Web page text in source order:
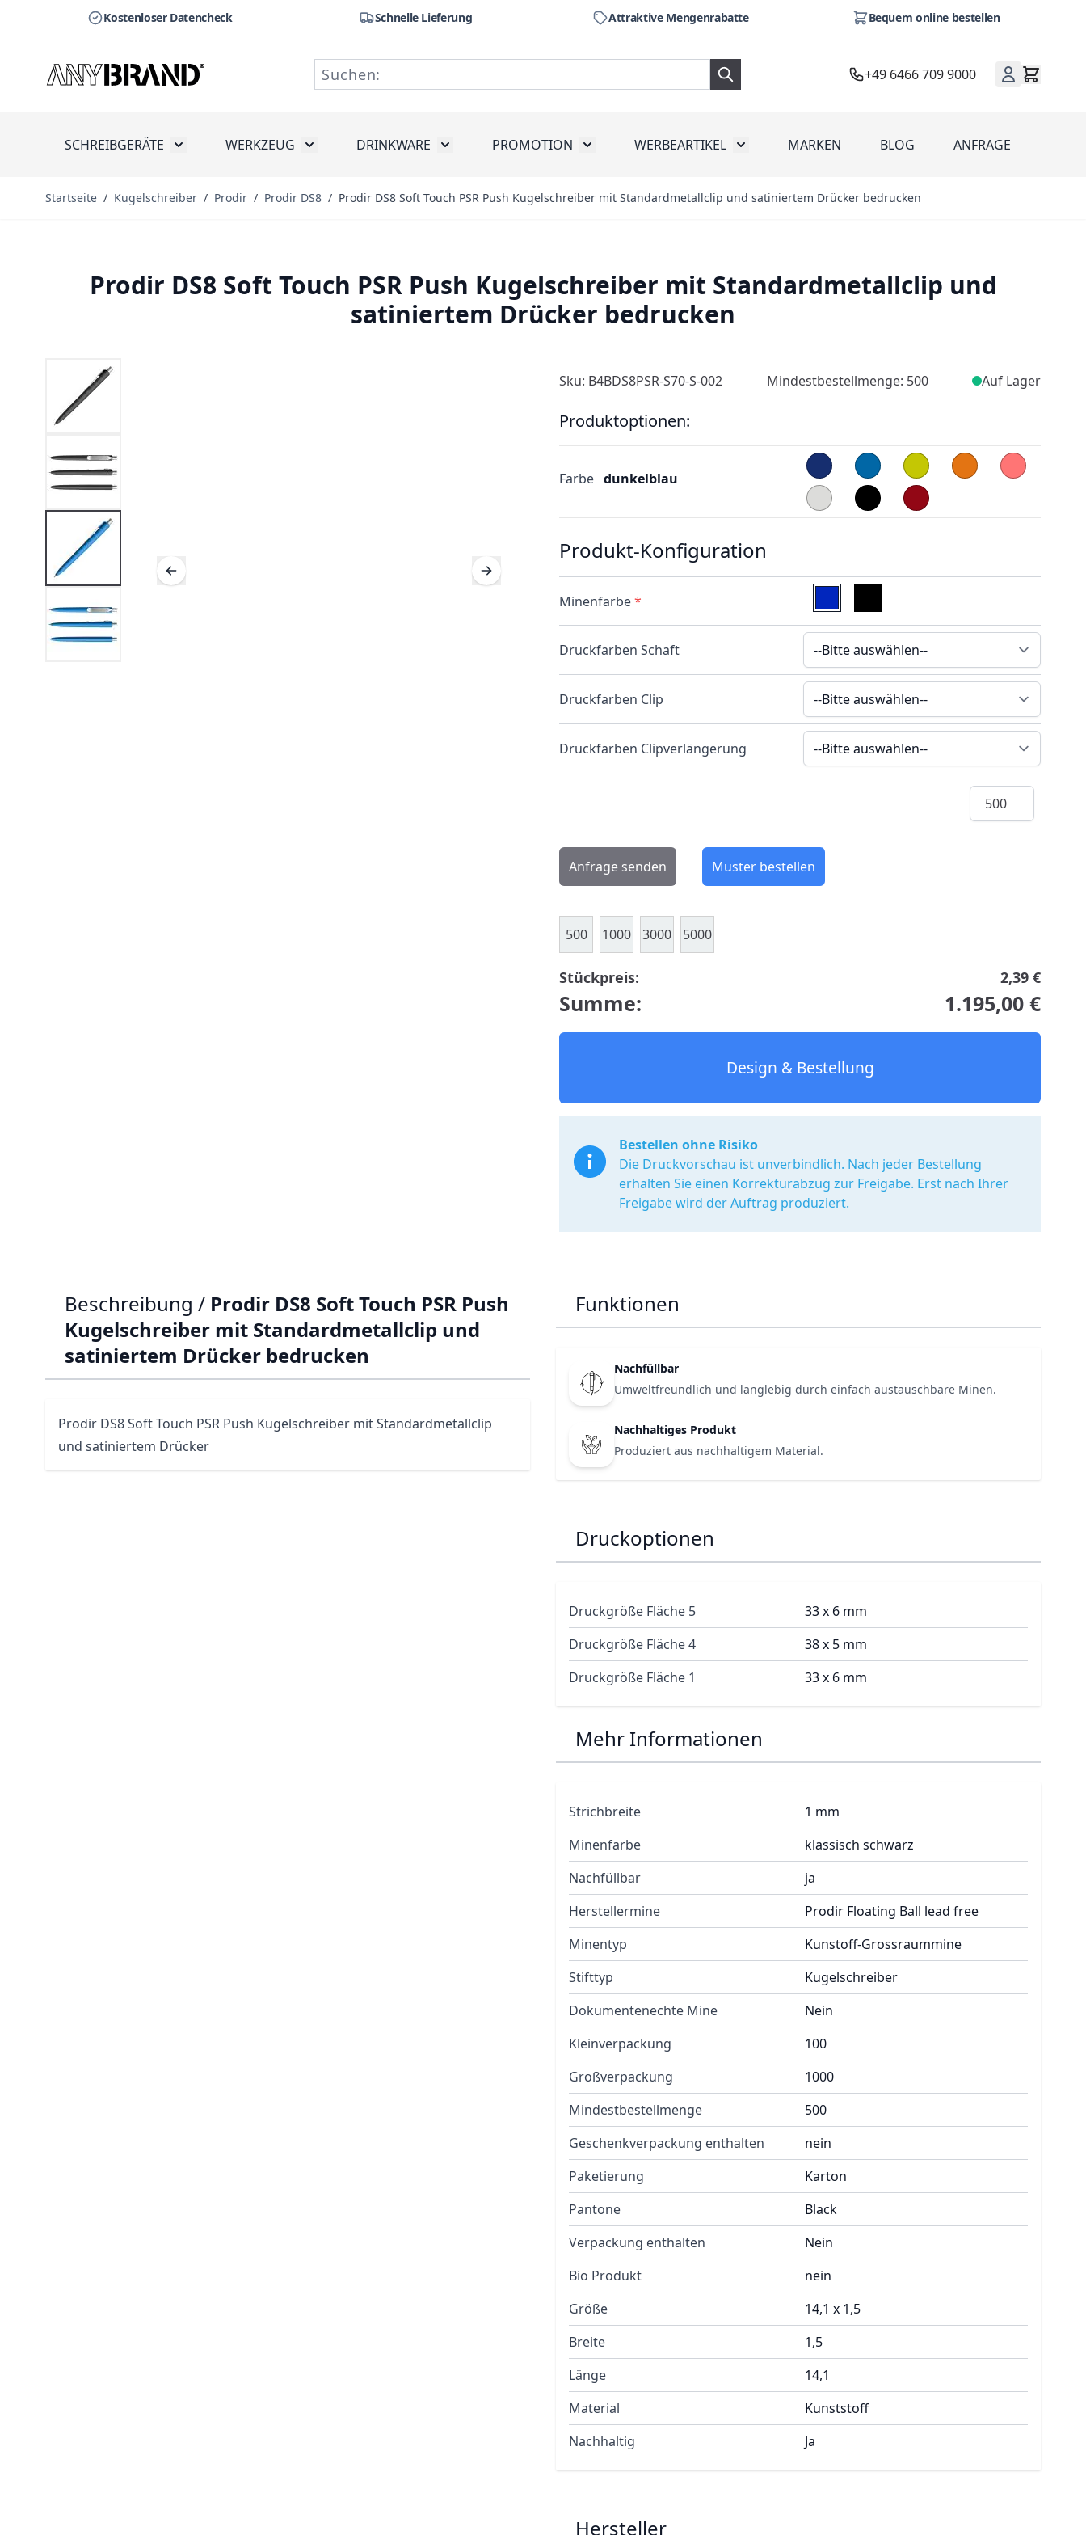
Kostenloser Datencheck Schnelle Lieferung Attraktive Mengenrabatte Bequem online bestellen
+49 6466 709 9000
SCHREIBGERÄTE Toggle submenu for Schreibgeräte
WERKZEUG Toggle submenu for Werkzeug
DRINKWARE Toggle submenu for Drinkware
PROMOTION Toggle submenu for Promotion
WERBEARTIKEL Toggle submenu for Werbeartikel
MARKEN BLOG ANFRAGE
Startseite / Kugelschreiber / Prodir / Prodir DS8 / Prodir DS8 Soft Touch PSR Push Kugelschreiber mit Standardmetallclip und satiniertem Drücker bedrucken
Prodir DS8 Soft Touch PSR Push Kugelschreiber mit Standardmetallclip und
satiniertem Drücker bedrucken
Sku: B4BDS8PSR-S70-S-002 Mindestbestellmenge: 500 Auf Lager
Produktoptionen:
Farbe dunkelblau
Produkt-Konfiguration
Minenfarbe*
Druckfarben Schaft
Druckfarben Clip
Druckfarben Clipverlängerung
Menge
Anfrage senden Muster bestellen
500 1000 3000 5000
Stückpreis: 2,39 €
Summe: 1.195,00 €
Design & Bestellung
Bestellen ohne Risiko
Die Druckvorschau ist unverbindlich. Nach jeder Bestellung
erhalten Sie einen Korrekturabzug zur Freigabe. Erst nach Ihrer
Freigabe wird der Auftrag produziert.
Beschreibung / Prodir DS8 Soft Touch PSR Push
Kugelschreiber mit Standardmetallclip und
satiniertem Drücker bedrucken
Prodir DS8Soft Touch PSR Push Kugelschreiber mit Standardmetallclip
und satiniertem Drücker
Funktionen
Nachfüllbar
Umweltfreundlich und langlebig durch einfach austauschbare Minen.
Nachhaltiges Produkt
Produziert aus nachhaltigem Material.
Druckoptionen
Druckgröße Fläche 5
33 x 6 mm
Druckgröße Fläche 4
38 x 5 mm
Druckgröße Fläche 1
33 x 6 mm
Mehr Informationen
Strichbreite
1 mm
Minenfarbe
klassisch schwarz
Nachfüllbar
ja
Herstellermine
Prodir Floating Ball lead free
Minentyp
Kunstoff-Grossraummine
Stifttyp
Kugelschreiber
Dokumentenechte Mine
Nein
Kleinverpackung
100
Großverpackung
1000
Mindestbestellmenge
500
Geschenkverpackung enthalten
nein
Paketierung
Karton
Pantone
Black
Verpackung enthalten
Nein
Bio Produkt
nein
Größe
14,1 x 1,5
Breite
1,5
Länge
14,1
Material
Kunststoff
Nachhaltig
Ja
Hersteller